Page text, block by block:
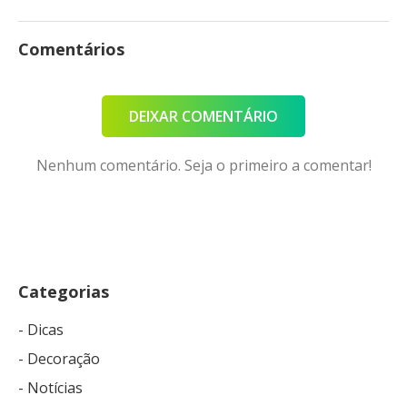
Comentários
DEIXAR COMENTÁRIO
Nenhum comentário. Seja o primeiro a comentar!
Categorias
- Dicas
- Decoração
- Notícias